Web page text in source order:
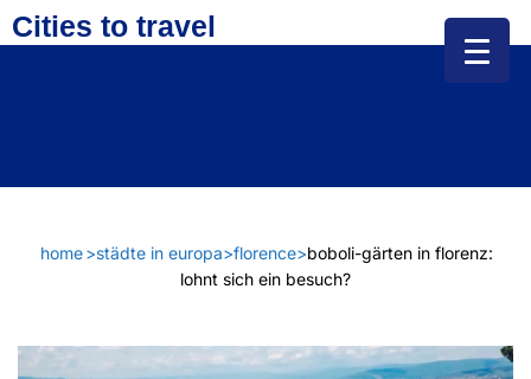
Cities to travel
home>städte in europa>florence>boboli-gärten in florenz:
lohnt sich ein besuch?